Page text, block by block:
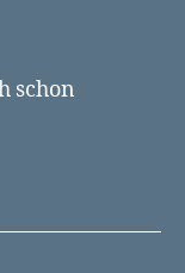
schon